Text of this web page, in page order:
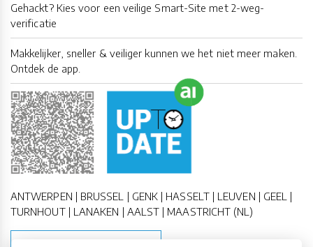
Gehackt? Kies voor een veilige Smart-Site met 2-weg-
verificatie
Makkelijker, sneller & veiliger kunnen we het niet meer maken.
Ontdek de app.
ANTWERPEN | BRUSSEL | GENK | HASSELT | LEUVEN | GEEL |
TURNHOUT | LANAKEN | AALST | MAASTRICHT (NL)